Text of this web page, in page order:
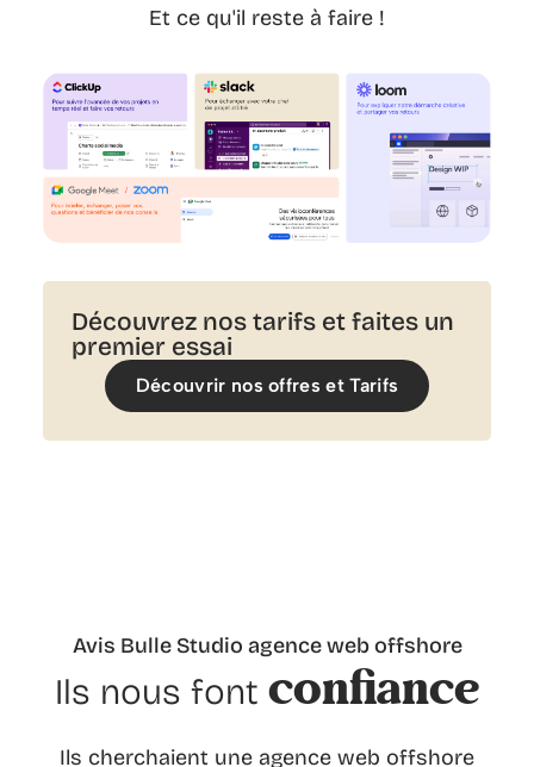
Et ce qu'il reste à faire !
Découvrez nos tarifs et faites un
premier essai
Découvrir nos offres et Tarifs
Avis Bulle Studio agence web offshore
Ils nous font confiance
Ils cherchaient une agence web offshore